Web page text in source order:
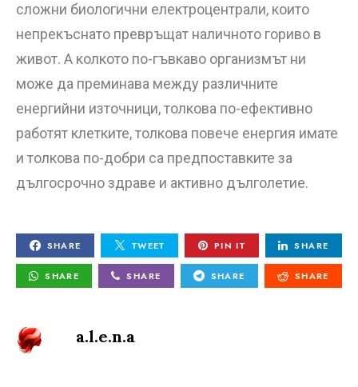
сложни биологични електроцентрали, които
непрекъснато превръщат наличното гориво в
живот. А колкото по-гъвкаво организмът ни
може да преминава между различните
енергийни източници, толкова по-ефективно
работят клетките, толкова повече енергия имате
и толкова по-добри са предпоставките за
дългосрочно здраве и активно дълголетие.
SHARE TWEET PIN IT SHARE
SHARE SHARE SHARE SHARE
a.l.e.n.a